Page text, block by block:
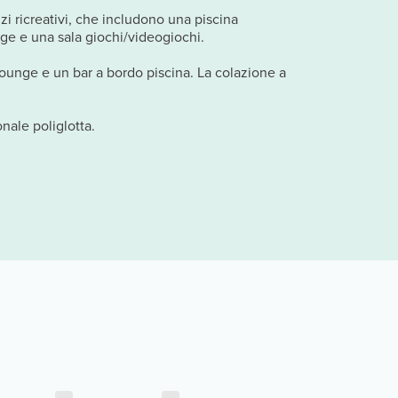
ricreativi, che includono una piscina
e una sala giochi/videogiochi.
e un bar a bordo piscina. La colazione a
poliglotta.